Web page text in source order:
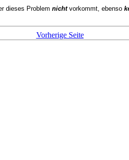
dieses Problemnicht vorkommt, ebenso
Vorherige Seite